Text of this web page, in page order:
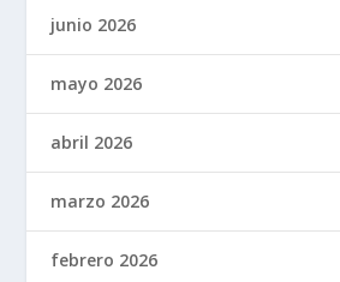
junio 2026
mayo 2026
abril 2026
marzo 2026
febrero 2026